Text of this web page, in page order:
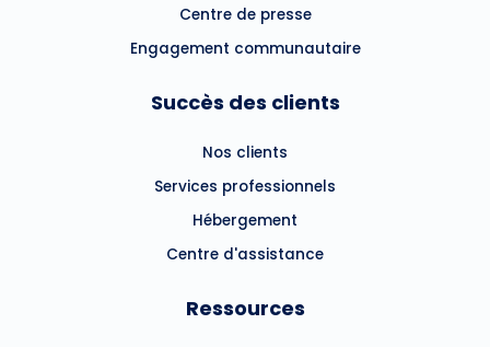
Centre de presse
Engagement communautaire
Succès des clients
Nos clients
Services professionnels
Hébergement
Centre d'assistance
Ressources